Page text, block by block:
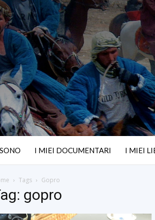
I MIEI DOCUMENTARI I MIEI
Tags Gopro
gopro